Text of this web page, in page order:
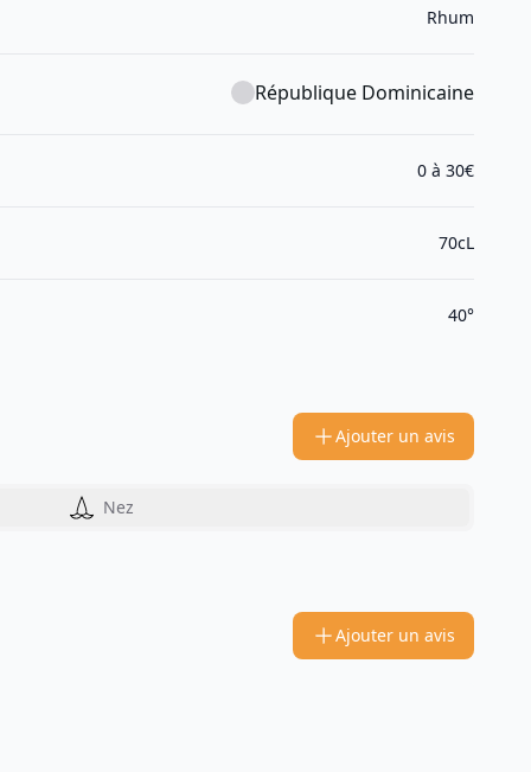
Rhum
République Dominicaine
0 à 30€
70cL
40°
Ajouter un avis
Nez
Ajouter un avis